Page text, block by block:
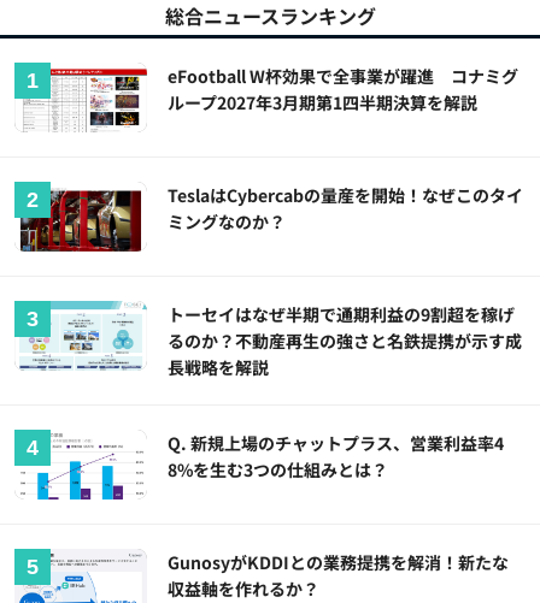
総合ニュースランキング
eFootball W杯効果で全事業が躍進 コナミグ
ループ2027年3月期第1四半期決算を解説
TeslaはCybercabの量産を開始！なぜこのタイ
ミングなのか？
トーセイはなぜ半期で通期利益の9割超を稼げ
るのか？不動産再生の強さと名鉄提携が示す成
長戦略を解説
Q. 新規上場のチャットプラス、営業利益率4
8%を生む3つの仕組みとは？
GunosyがKDDIとの業務提携を解消！新たな
収益軸を作れるか？